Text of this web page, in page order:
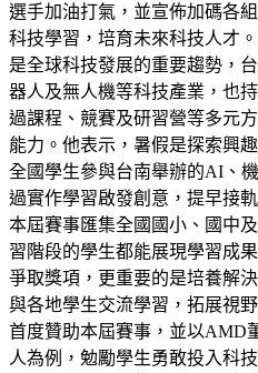
選手加油打氣，並宣佈加碼各
科技學習，培育未來科技人才
是全球科技發展的重要趨勢，
器人及無人機等科技產業，也
過課程、競賽及研習營等多元
能力。他表示，暑假是探索興
全國學生參與台南舉辦的AI、
過實作學習啟發創意，提早接
本屆賽事匯集全國國小、國中
習階段的學生都能展現學習成
爭取獎項，更重要的是培養解
與各地學生交流學習，拓展視
首度贊助本屆賽事，並以AMD
人為例，勉勵學生勇敢投入科